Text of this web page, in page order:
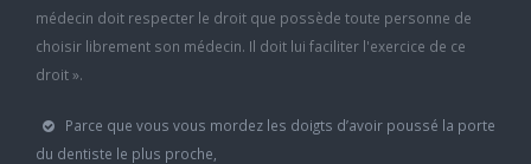
médecin doit respecter le droit que possède toute personne de
choisir librement son médecin. Il doit lui faciliter l'exercice de ce
droit ».
Parce que vous vous mordez les doigts d’avoir poussé la porte
du dentiste le plus proche,